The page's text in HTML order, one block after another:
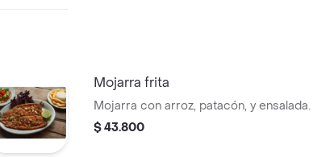
Mojarra frita
Mojarra con arroz, patacón, y ensalada.
$ 43.800